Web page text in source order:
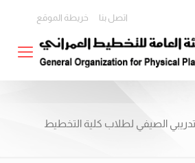
اتصل بنا خريطة الموقع
الصيفي لطلاب كلية التخطيط